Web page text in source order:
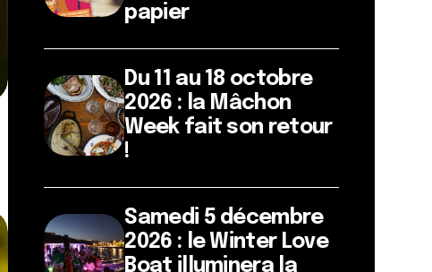
papier
Du 11 au 18 octobre
2026 : la Mâchon
Week fait son retour
!
Samedi 5 décembre
2026 : le Winter Love
Boat illuminera la